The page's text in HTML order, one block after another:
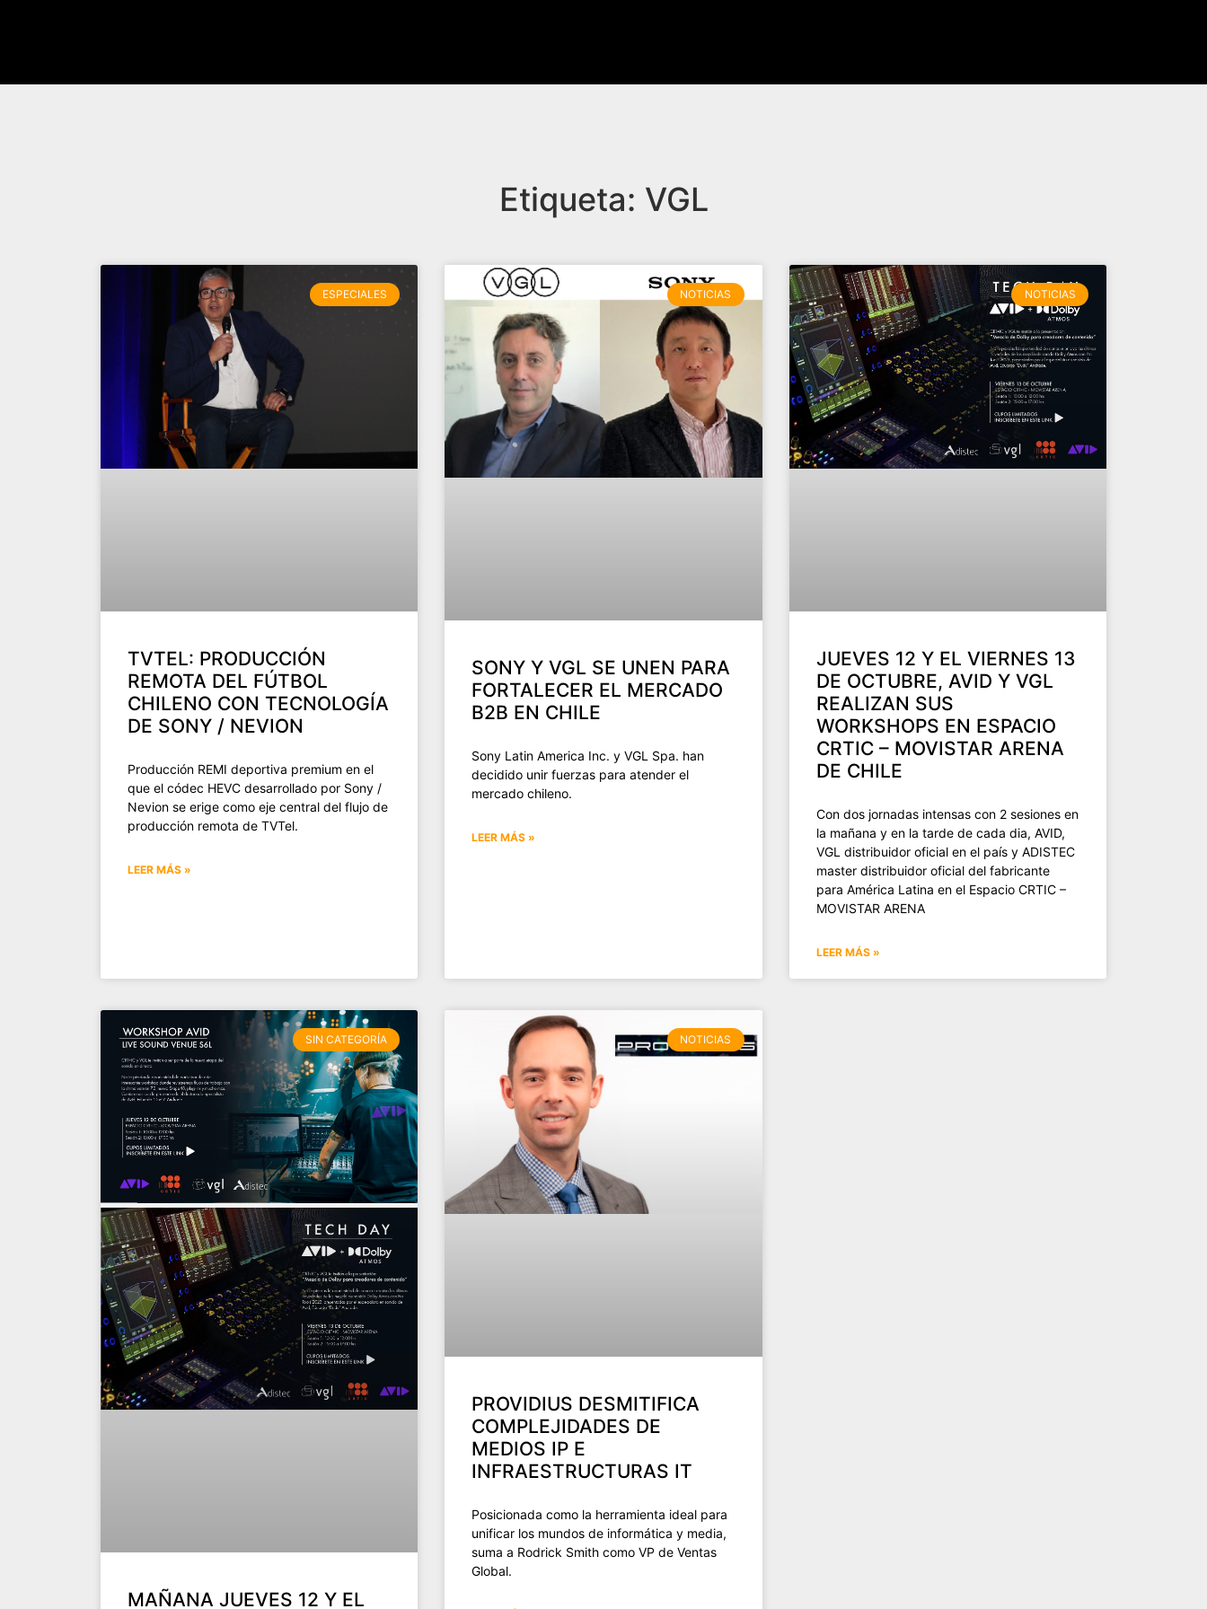
Etiqueta: VGL
ESPECIALES
TVTEL: PRODUCCIÓN
REMOTA DEL FÚTBOL
CHILENO CON TECNOLOGÍA
DE SONY / NEVION
Producción REMI deportiva premium en el
que el códec HEVC desarrollado por Sony /
Nevion se erige como eje central del flujo de
producción remota de TVTel.
LEER MÁS »
NOTICIAS
SONY Y VGL SE UNEN PARA
FORTALECER EL MERCADO
B2B EN CHILE
Sony Latin America Inc. y VGL Spa. han
decidido unir fuerzas para atender el
mercado chileno.
LEER MÁS »
NOTICIAS
JUEVES 12 Y EL VIERNES 13
DE OCTUBRE, AVID Y VGL
REALIZAN SUS
WORKSHOPS EN ESPACIO
CRTIC – MOVISTAR ARENA
DE CHILE
Con dos jornadas intensas con 2 sesiones en
la mañana y en la tarde de cada dia, AVID,
VGL distribuidor oficial en el país y ADISTEC
master distribuidor oficial del fabricante
para América Latina en el Espacio CRTIC –
MOVISTAR ARENA
LEER MÁS »
SIN CATEGORÍA
MAÑANA JUEVES 12 Y EL
NOTICIAS
PROVIDIUS DESMITIFICA
COMPLEJIDADES DE
MEDIOS IP E
INFRAESTRUCTURAS IT
Posicionada como la herramienta ideal para
unificar los mundos de informática y media,
suma a Rodrick Smith como VP de Ventas
Global.